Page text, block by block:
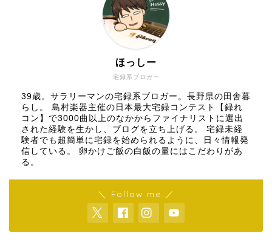
宅録系ブロガー
ほっしー
39歳。サラリーマンの宅録系ブロガー。長野県の田舎暮
らし。 島村楽器主催の日本最大宅録コンテスト【録れ
コン】で3000曲以上のなかからファイナリストに選出
された経験を生かし、ブログを立ち上げる。 宅録未経
験者でも超簡単に宅録を始められるように、日々情報発
信している。 卵かけご飯の白飯の量にはこだわりがあ
る。
＼ Follow me ／